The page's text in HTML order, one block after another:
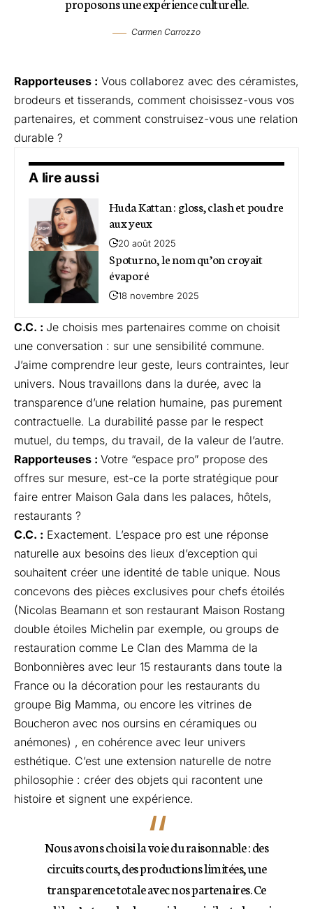
proposons une expérience culturelle.
Carmen Carrozzo
Rapporteuses : Vous collaborez avec des céramistes,
brodeurs et tisserands, comment choisissez-vous vos
partenaires, et comment construisez-vous une relation
durable ?
A lire aussi
Huda Kattan : gloss, clash et poudre
aux yeux
20 août 2025
Spoturno, le nom qu’on croyait
évaporé
18 novembre 2025
C.C. : Je choisis mes partenaires comme on choisit
une conversation : sur une sensibilité commune.
J’aime comprendre leur geste, leurs contraintes, leur
univers. Nous travaillons dans la durée, avec la
transparence d’une relation humaine, pas purement
contractuelle. La durabilité passe par le respect
mutuel, du temps, du travail, de la valeur de l’autre.
Rapporteuses : Votre “espace pro” propose des
offres sur mesure, est-ce la porte stratégique pour
faire entrer Maison Gala dans les palaces, hôtels,
restaurants ?
C.C. : Exactement. L’espace pro est une réponse
naturelle aux besoins des lieux d’exception qui
souhaitent créer une identité de table unique. Nous
concevons des pièces exclusives pour chefs étoilés
(Nicolas Beamann et son restaurant Maison Rostang
double étoiles Michelin par exemple, ou groups de
restauration comme Le Clan des Mamma de la
Bonbonnières avec leur 15 restaurants dans toute la
France ou la décoration pour les restaurants du
groupe Big Mamma, ou encore les vitrines de
Boucheron avec nos oursins en céramiques ou
anémones) , en cohérence avec leur univers
esthétique. C’est une extension naturelle de notre
philosophie : créer des objets qui racontent une
histoire et signent une expérience.
Nous avons choisi la voie du raisonnable : des
circuits courts, des productions limitées, une
transparence totale avec nos partenaires. Ce